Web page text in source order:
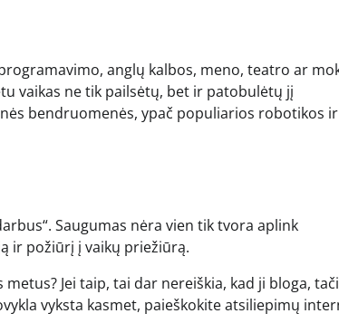
anglų kalbos, meno, teatro ar
vaikas ne tik pailsėtų, bet ir patobulėtų jį
bendruomenės, ypač populiarios robotikos ir
Saugumas nėra vien tik tvora aplink
ir požiūrį į vaikų priežiūrą.
Jei taip, tai dar nereiškia, kad ji bloga,
vyksta kasmet, paieškokite atsiliepimų